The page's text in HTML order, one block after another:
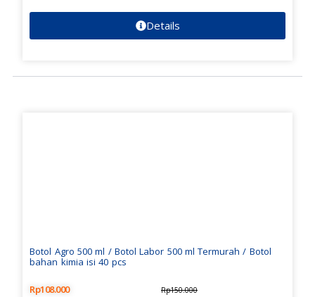
Details
Botol Agro 500 ml / Botol Labor 500 ml Termurah / Botol
bahan kimia isi 40 pcs
Rp108.000 Rp150.000